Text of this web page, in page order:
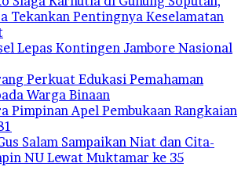
Tekankan Pentingnya Keselamatan
Lepas Kontingen Jambore Nasional
Perkuat Edukasi Pemahaman
Warga Binaan
Pimpinan Apel Pembukaan Rangkaian
Salam Sampaikan Niat dan Cita-
NU Lewat Muktamar ke 35